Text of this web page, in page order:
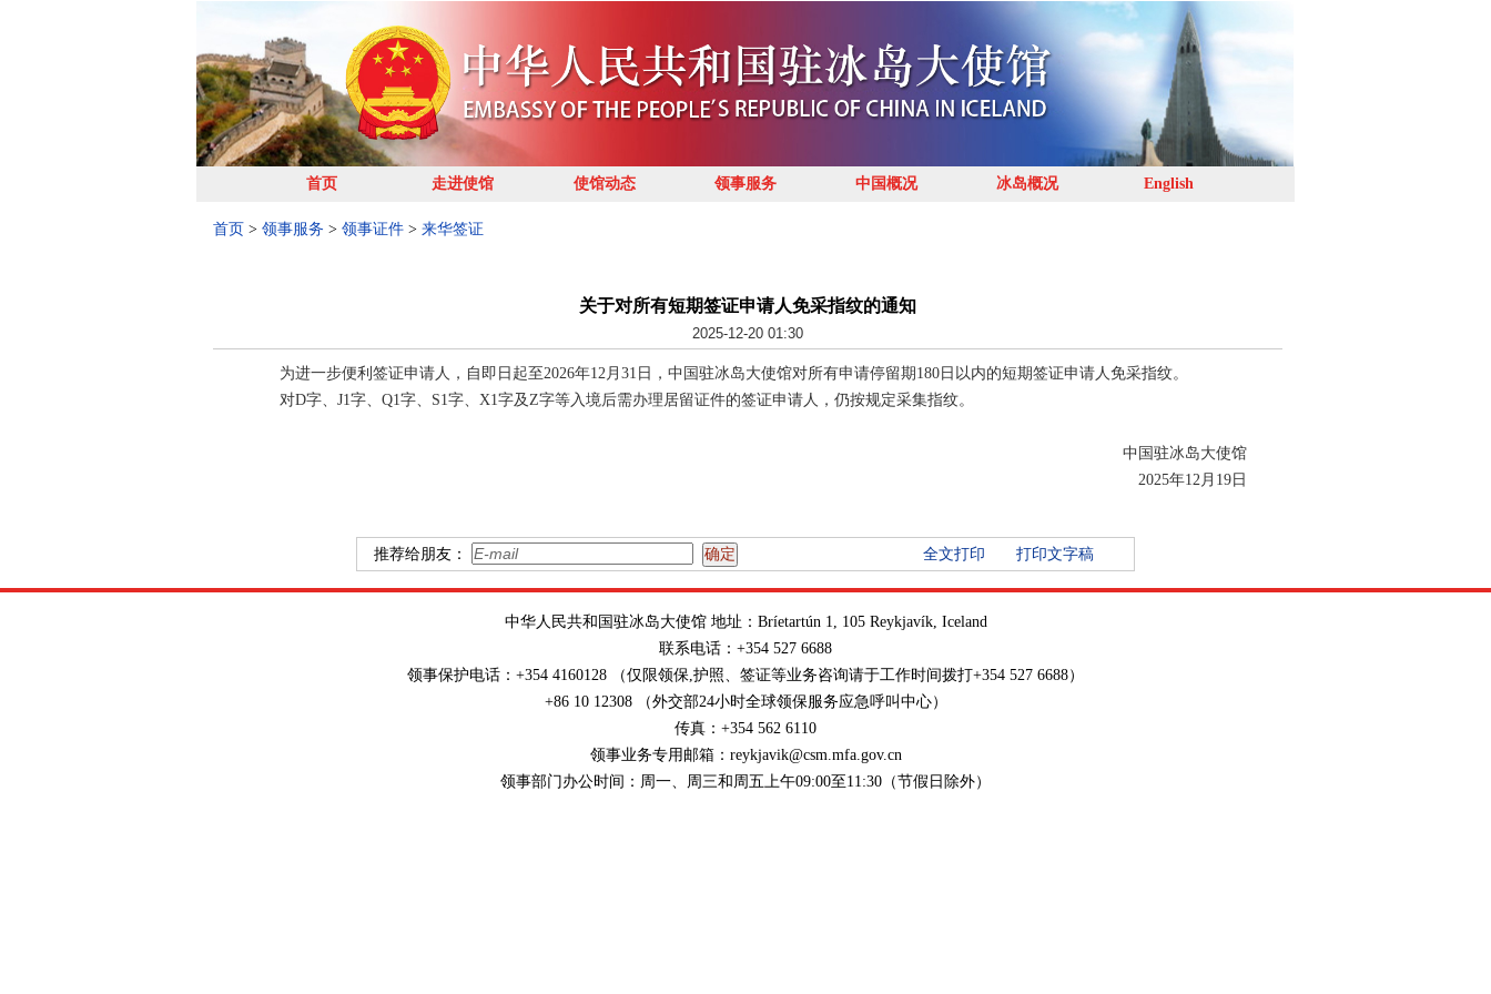
首页 走进使馆 使馆动态 领事服务 中国概况 冰岛概况 English
首页 > 领事服务 > 领事证件 > 来华签证
关于对所有短期签证申请人免采指纹的通知
2025-12-20 01:30
为进一步便利签证申请人，自即日起至2026年12月31日，中国驻冰岛大使馆对所有申请停留期180日以内的短期签证申请人免采指纹。
对D字、J1字、Q1字、S1字、X1字及Z字等入境后需办理居留证件的签证申请人，仍按规定采集指纹。
中国驻冰岛大使馆
2025年12月19日
推荐给朋友： 全文打印 打印文字稿
中华人民共和国驻冰岛大使馆 地址：Bríetartún 1, 105 Reykjavík, Iceland
联系电话：+354 527 6688
领事保护电话：+354 4160128 （仅限领保,护照、签证等业务咨询请于工作时间拨打+354 527 6688）
+86 10 12308 （外交部24小时全球领保服务应急呼叫中心）
传真：+354 562 6110
领事业务专用邮箱：reykjavik@csm.mfa.gov.cn
领事部门办公时间：周一、周三和周五上午09:00至11:30（节假日除外）